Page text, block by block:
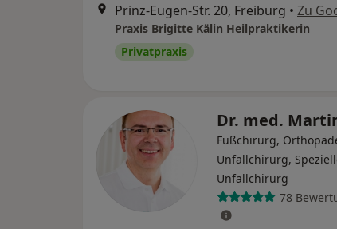
Prinz-Eugen-Str. 20, Freiburg • Zu
Praxis Brigitte Kälin Heilpraktikerin
Privatpraxis
Dr. med.
Fußchirurg,
Unfallchirurg,
Unfallchirurg
78